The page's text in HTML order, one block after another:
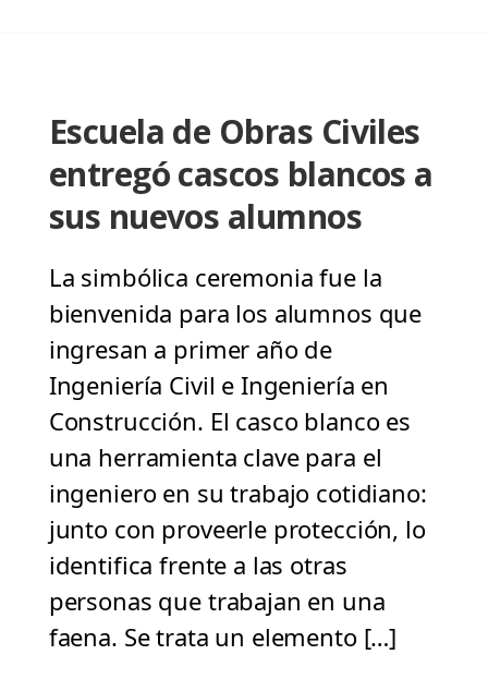
Escuela de Obras Civiles
entregó cascos blancos a
sus nuevos alumnos
La simbólica ceremonia fue la
bienvenida para los alumnos que
ingresan a primer año de
Ingeniería Civil e Ingeniería en
Construcción. El casco blanco es
una herramienta clave para el
ingeniero en su trabajo cotidiano:
junto con proveerle protección, lo
identifica frente a las otras
personas que trabajan en una
faena. Se trata un elemento […]